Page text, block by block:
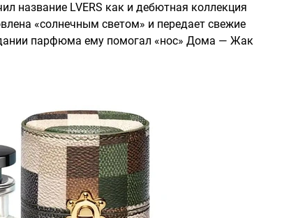
название LVERS как и дебютная коллекция
«солнечным светом» и передает свежие
парфюма ему помогал «нос» Дома — Жак